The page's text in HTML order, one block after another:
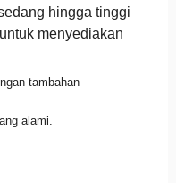
hingga tinggi
menyediakan
tambahan
alami.